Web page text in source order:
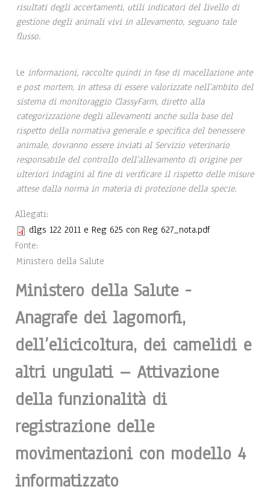
risultati degli accertamenti, utili indicatori del livello di
gestione degli animali vivi in allevamento, seguano tale
flusso.
Le informazioni, raccolte quindi in fase di macellazione ante
e post mortem, in attesa di essere valorizzate nell’ambito del
sistema di monitoraggio ClassyFarm, diretto alla
categorizzazione degli allevamenti anche sulla base del
rispetto della normativa generale e specifica del benessere
animale, dovranno essere inviati al Servizio veterinario
responsabile del controllo dell’allevamento di origine per
ulteriori indagini al fine di verificare il rispetto delle misure
attese dalla norma in materia di protezione della specie.
Allegati:
dlgs 122 2011 e Reg 625 con Reg 627_nota.pdf
Fonte:
Ministero della Salute
Ministero della Salute -
Anagrafe dei lagomorfi,
dell’elicicoltura, dei camelidi e
altri ungulati – Attivazione
della funzionalità di
registrazione delle
movimentazioni con modello 4
informatizzato